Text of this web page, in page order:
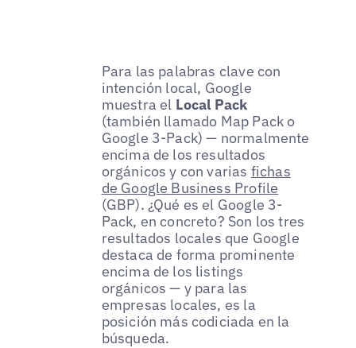
Para las palabras clave con
intención local, Google
muestra el Local Pack
(también llamado Map Pack o
Google 3-Pack) — normalmente
encima de los resultados
orgánicos y con varias fichas
de Google Business Profile
(GBP). ¿Qué es el Google 3-
Pack, en concreto? Son los tres
resultados locales que Google
destaca de forma prominente
encima de los listings
orgánicos — y para las
empresas locales, es la
posición más codiciada en la
búsqueda.